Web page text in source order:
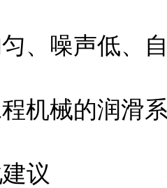
、噪声低、
机械的润滑
议